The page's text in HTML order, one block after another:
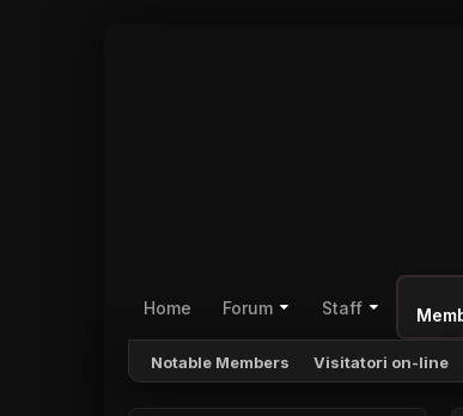
Home Forum Staff
Notable Members Visitatori on-line